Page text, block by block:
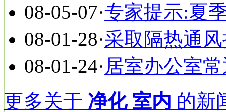
08-05-07·专家提示:夏
08-01-28·采取隔热通
08-01-24· 居室办公室
更多关于 净化 室内 的新